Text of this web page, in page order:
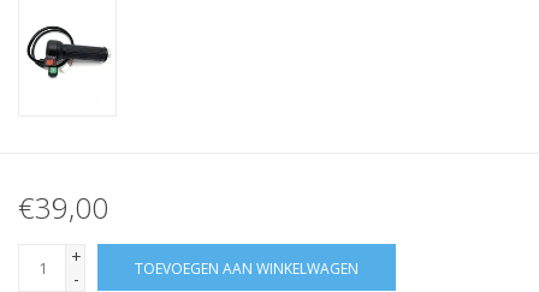
€39,00
+
-
TOEVOEGEN AAN WINKELWAGEN